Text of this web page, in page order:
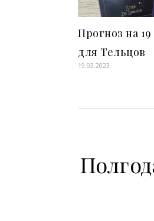
Прогноз на 19
для Тельцов
19.03.2023